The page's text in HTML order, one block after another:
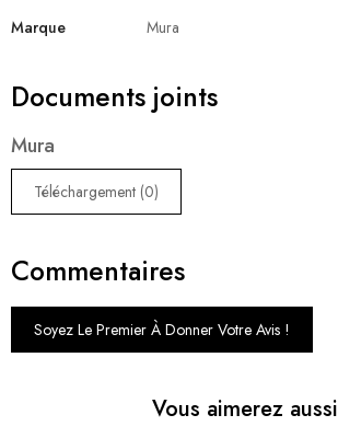
Marque Mura
Documents joints
Mura
Téléchargement (0)
Commentaires
Soyez Le Premier À Donner Votre Avis !
Vous aimerez aussi